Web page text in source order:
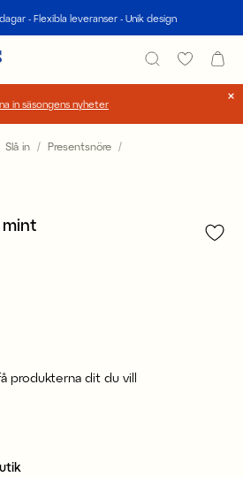
- Flexibla leveranser - Unik design
in säsongens nyheter
valuta
Slå in
Presentsnöre
mint
produkterna dit du vill